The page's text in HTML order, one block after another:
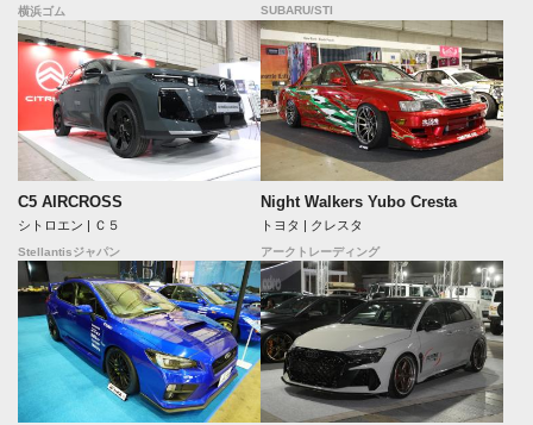
横浜ゴム SUBARU/STI
C5 AIRCROSS
シトロエン | Ｃ５
Stellantisジャパン
Night Walkers Yubo Cresta
トヨタ | クレスタ
アークトレーディング